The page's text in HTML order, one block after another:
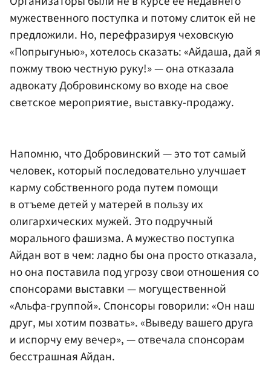
мужественного поступка и потому слиток ей не
предложили. Но, перефразируя чеховскую
«Попрыгунью», хотелось сказать: «Айдаша, дай я
пожму твою честную руку!» — она отказала
адвокату Добровинскому во входе на свое
светское мероприятие, выставку-продажу.
Напомню, что Добровинский — это тот самый
человек, который последовательно улучшает
карму собственного рода путем помощи
в отъеме детей у матерей в пользу их
олигархических мужей. Это подручный
морального фашизма. А мужество поступка
Айдан вот в чем: ладно бы она просто отказала,
но она поставила под угрозу свои отношения со
спонсорами выставки — могущественной
«Альфа-группой». Спонсоры говорили: «Он наш
друг, мы хотим позвать». «Выведу вашего друга
и испорчу ему вечер», — отвечала спонсорам
бесстрашная Айдан.